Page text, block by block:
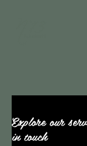
Explore our
in touch